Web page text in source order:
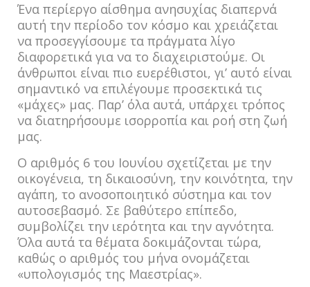
Ένα περίεργο αίσθημα ανησυχίας διαπερνά
αυτή την περίοδο τον κόσμο και χρειάζεται
να προσεγγίσουμε τα πράγματα λίγο
διαφορετικά για να το διαχειριστούμε. Οι
άνθρωποι είναι πιο ευερέθιστοι, γι’ αυτό είναι
σημαντικό να επιλέγουμε προσεκτικά τις
«μάχες» μας. Παρ’ όλα αυτά, υπάρχει τρόπος
να διατηρήσουμε ισορροπία και ροή στη ζωή
μας.
Ο αριθμός 6 του Ιουνίου σχετίζεται με την
οικογένεια, τη δικαιοσύνη, την κοινότητα, την
αγάπη, το ανοσοποιητικό σύστημα και τον
αυτοσεβασμό. Σε βαθύτερο επίπεδο,
συμβολίζει την ιερότητα και την αγνότητα.
Όλα αυτά τα θέματα δοκιμάζονται τώρα,
καθώς ο αριθμός του μήνα ονομάζεται
«υπολογισμός της Μαεστρίας».